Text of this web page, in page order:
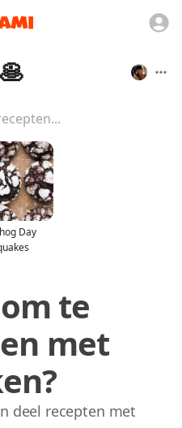
Day
te
met
deel recepten met